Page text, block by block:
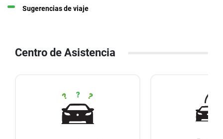
Sugerencias de viaje
Centro de Asistencia